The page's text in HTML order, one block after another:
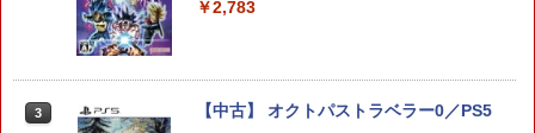
￥2,783
3 【中古】 オクトパストラベラー0／PS5